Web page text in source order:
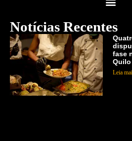
Notícias Recentes
fase
Quilo
Leia